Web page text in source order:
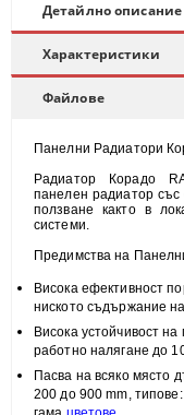
Детайлно описание
Характеристики
Файлове
Панелни Радиатори
Радиатор Корадо
панелен радиатор
ползване както в
системи.
Предимства на
Висока ефективност
ниското съдържание
Висока устойчивост на
работно налягане до
Пасва на всяко място
200 до 900 mm, типове: